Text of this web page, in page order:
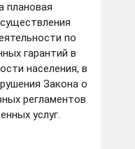
плановая
по
гарантий в
населения, в
Закона о
регламентов
услуг.